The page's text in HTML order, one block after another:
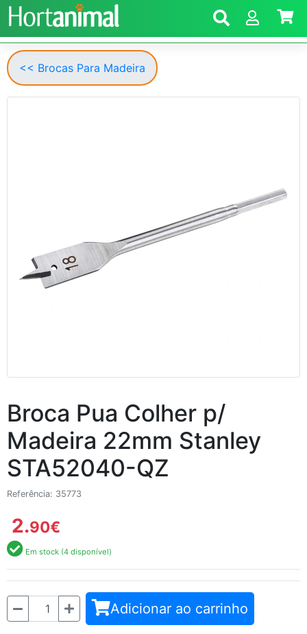
<< Brocas Para Madeira
Broca Pua Colher p/
Madeira 22mm Stanley
STA52040-QZ
Referência: 35773
2.90€
Em stock (4 disponível)
Quantidade Adicionar ao carrinho